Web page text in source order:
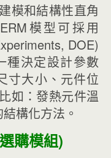
模和結構性直角
模型可採用
DOE)
種決定設計參數
寸大小、元件位
如：發熱元件溫
構化方法。
購模組)